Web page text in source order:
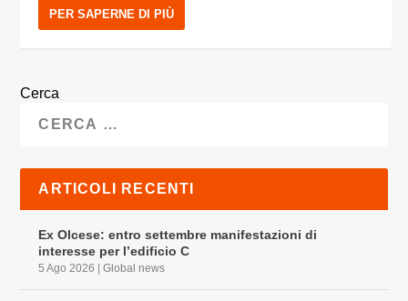
PER SAPERNE DI PIÙ
Cerca
ARTICOLI RECENTI
Ex Olcese: entro settembre manifestazioni di
interesse per l’edificio C
5 Ago 2026 |Global news